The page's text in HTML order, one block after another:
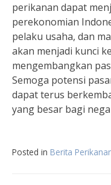
perikanan dapat
perekonomian
pelaku usaha, dan
akan menjadi kunci
mengembangkan
Semoga potensi
dapat terus
yang besar bagi
Posted in Berita